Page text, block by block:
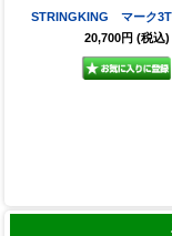
STRINGKING マーク
20,700円 (税込)